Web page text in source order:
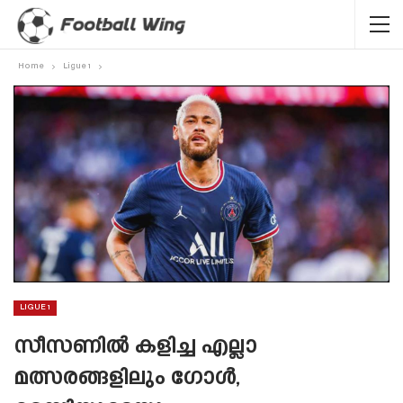
Home Ligue 1
LIGUE 1
സീസണിൽ കളിച്ച എല്ലാ
മത്സരങ്ങളിലും ഗോൾ,